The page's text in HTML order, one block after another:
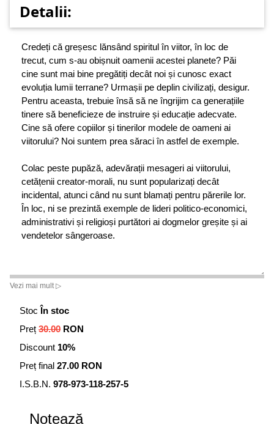
Detalii:
Credeți că greșesc lănsând spiritul în viitor, în loc de
trecut, cum s-au obișnuit oamenii acestei planete? Păi
cine sunt mai bine pregătiți decât noi și cunosc exact
evoluția lumii terrane? Urmașii pe deplin civilizați, desigur.
Pentru aceasta, trebuie însă să ne îngrijim ca generațiile
tinere să beneficieze de instruire și educație adecvate.
Cine să ofere copiilor și tinerilor modele de oameni ai
viitorului? Noi suntem prea săraci în astfel de exemple.
Colac peste pupăză, adevărații mesageri ai viitorului,
cetățenii creator-morali, nu sunt popularizați decât
incidental, atunci când nu sunt blamați pentru părerile lor.
În loc, ni se prezintă exemple de lideri politico-economici,
administrativi și religioși purtători ai dogmelor greșite și ai
vendetelor sângeroase.
Vezi mai mult ▷
Stoc În stoc
Preț 30.00 RON
Discount 10%
Preț final 27.00 RON
I.S.B.N. 978-973-118-257-5
Notează